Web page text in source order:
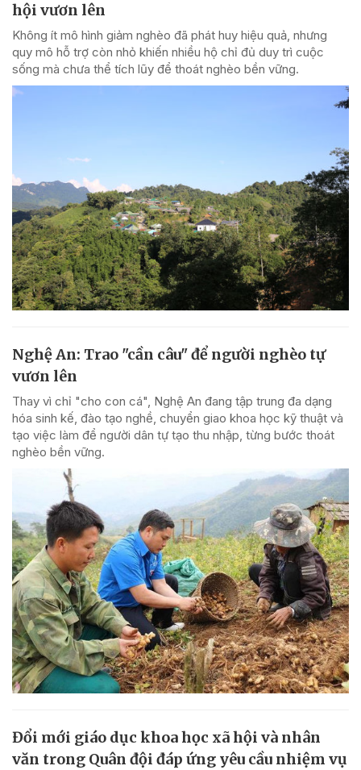
hội vươn lên
Không ít mô hình giảm nghèo đã phát huy hiệu quả, nhưng
quy mô hỗ trợ còn nhỏ khiến nhiều hộ chỉ đủ duy trì cuộc
sống mà chưa thể tích lũy để thoát nghèo bền vững.
Nghệ An: Trao "cần câu" để người nghèo tự
vươn lên
Thay vì chỉ "cho con cá", Nghệ An đang tập trung đa dạng
hóa sinh kế, đào tạo nghề, chuyển giao khoa học kỹ thuật và
tạo việc làm để người dân tự tạo thu nhập, từng bước thoát
nghèo bền vững.
Đổi mới giáo dục khoa học xã hội và nhân
văn trong Quân đội đáp ứng yêu cầu nhiệm vụ